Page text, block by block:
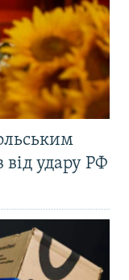
удару РФ